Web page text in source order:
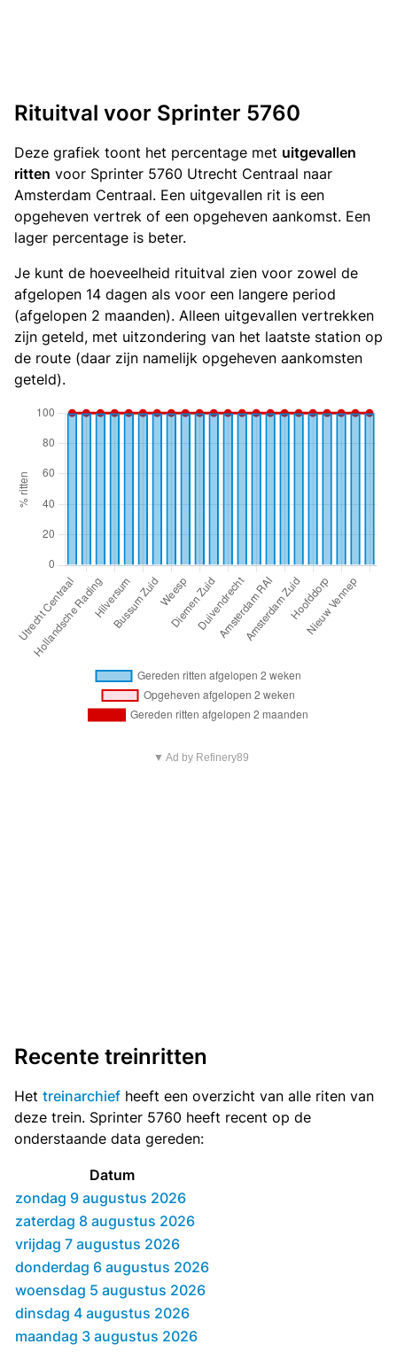
Rituitval voor Sprinter 5760
Deze grafiek toont het percentage met uitgevallen
ritten voor Sprinter 5760 Utrecht Centraal naar
Amsterdam Centraal. Een uitgevallen rit is een
opgeheven vertrek of een opgeheven aankomst. Een
lager percentage is beter.
Je kunt de hoeveelheid rituitval zien voor zowel de
afgelopen 14 dagen als voor een langere period
(afgelopen 2 maanden). Alleen uitgevallen vertrekken
zijn geteld, met uitzondering van het laatste station op
de route (daar zijn namelijk opgeheven aankomsten
geteld).
▼ Ad by Refinery89
Recente treinritten
Het treinarchief heeft een overzicht van alle riten van
deze trein. Sprinter 5760 heeft recent op de
onderstaande data gereden:
Datum
zondag 9 augustus 2026
zaterdag 8 augustus 2026
vrijdag 7 augustus 2026
donderdag 6 augustus 2026
woensdag 5 augustus 2026
dinsdag 4 augustus 2026
maandag 3 augustus 2026